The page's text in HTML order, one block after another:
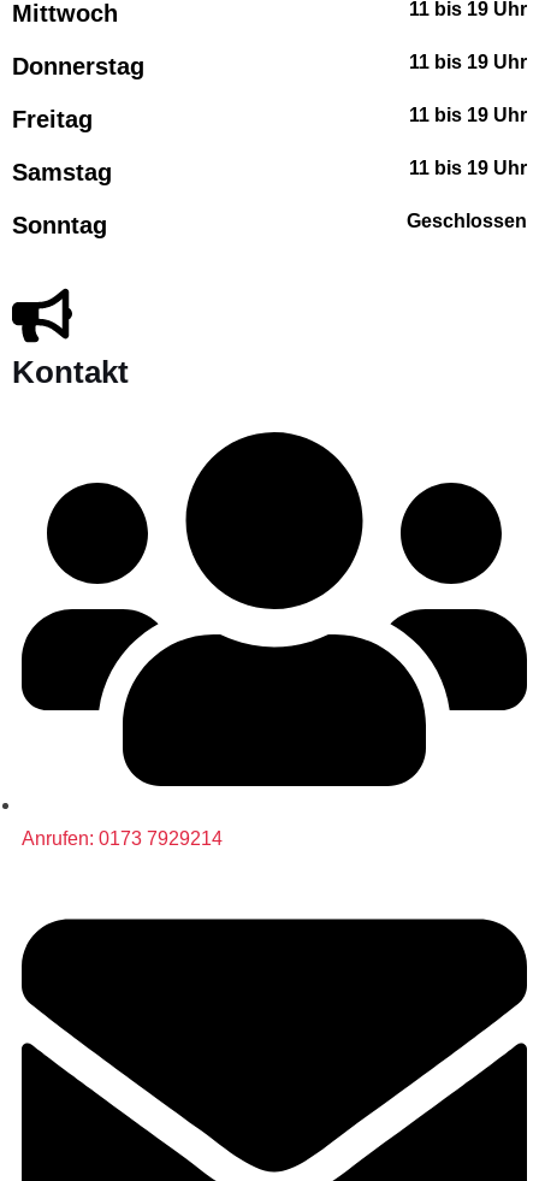
Mittwoch 11 bis 19 Uhr
Donnerstag 11 bis 19 Uhr
Freitag 11 bis 19 Uhr
Samstag 11 bis 19 Uhr
Sonntag Geschlossen
Kontakt
Anrufen: 0173 7929214